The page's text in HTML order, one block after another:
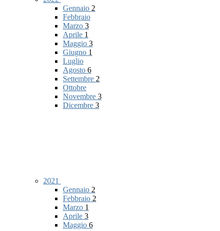
Gennaio 2
Febbraio
Marzo 3
Aprile 1
Maggio 3
Giugno 1
Luglio
Agosto 6
Settembre 2
Ottobre
Novembre 3
Dicembre 3
2021
Gennaio 2
Febbraio 2
Marzo 1
Aprile 3
Maggio 6